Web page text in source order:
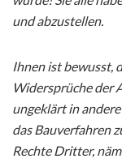
und abzustellen.
Ihnen ist bewusst,
Widersprüche der
ungeklärt in
das Bauverfahren
Rechte Dritter,